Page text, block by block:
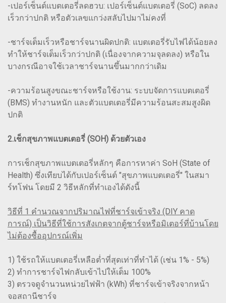
-เปอร์เซ็นต์แบตเตอรี่ลดฮวบ: เปอร์เซ็นต์แบตเตอรี่ (SoC) ลดลง
เร็วกว่าปกติ หรือตัวเลขแกว่งสลับไปมาไม่คงที่
-ชาร์จเต็มเร็วหรือชาร์จนานผิดปกติ: แบตเตอรี่รับไฟได้น้อยลง
ทำให้ชาร์จเต็มเร็วกว่าปกติ (เนื่องจากความจุลดลง) หรือใน
บางกรณีอาจใช้เวลาชาร์จนานขึ้นมากกว่าเดิม
-ความร้อนสูงขณะชาร์จหรือใช้งาน: ระบบจัดการแบตเตอรี่
(BMS) ทำงานหนัก และตัวแบตเตอรี่มีความร้อนสะสมสูงผิด
ปกติ
2.เช็กสุขภาพแบตเตอรี่ (SOH) ด้วยตัวเอง
การเช็กสุขภาพแบตเตอรี่หลักๆ คือการหาค่า SoH (State of
Health) ซึ่งเทียบได้กับเปอร์เซ็นต์ "สุขภาพแบตเตอรี่" ในสมา
ร์ทโฟน โดยมี 2 วิธีหลักที่ทำเองได้ดังนี้
วิธีที่ 1 คำนวณจากปริมาณไฟที่ชาร์จเข้าจริง (DIY คาด
การณ์) เป็นวิธีที่ใช้การสังเกตจากตู้ชาร์จหรือมิเตอร์ที่บ้านโดย
ไม่ต้องซื้ออุปกรณ์เพิ่ม
1) ใช้รถให้แบตเตอรี่เหลือต่ำที่สุดเท่าที่ทำได้ (เช่น 1% - 5%)
2) ทำการชาร์จไฟกลับเข้าไปให้เต็ม 100%
3) ตรวจดูจำนวนหน่วยไฟฟ้า (kWh) ที่ชาร์จเข้าจริงจากหน้า
จอสถานีชาร์จ